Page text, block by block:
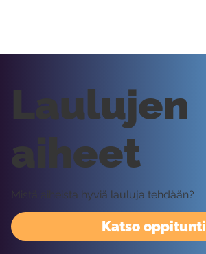
Katso oppitunti
Laulujen
aiheet
Mistä aiheista hyviä lauluja tehdään?